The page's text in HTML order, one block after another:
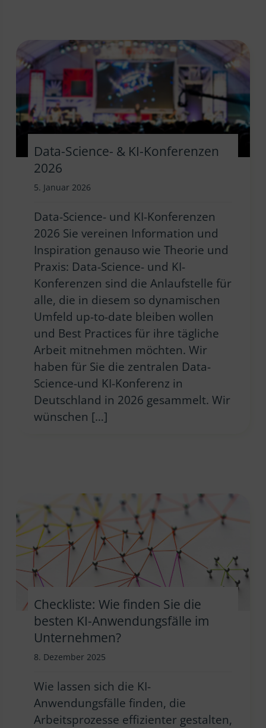
Data-Science- & KI-Konferenzen
2026
5. Januar 2026
Data-Science- und KI-Konferenzen
2026 Sie vereinen Information und
Inspiration genauso wie Theorie und
Praxis: Data-Science- und KI-
Konferenzen sind die Anlaufstelle für
alle, die in diesem so dynamischen
Umfeld up-to-date bleiben wollen
und Best Practices für ihre tägliche
Arbeit mitnehmen möchten. Wir
haben für Sie die zentralen Data-
Science-und KI-Konferenz in
Deutschland in 2026 gesammelt. Wir
wünschen […]
Checkliste: Wie finden Sie die
besten KI-Anwendungsfälle im
Unternehmen?
8. Dezember 2025
Wie lassen sich die KI-
Anwendungsfälle finden, die
Arbeitsprozesse effizienter gestalten,